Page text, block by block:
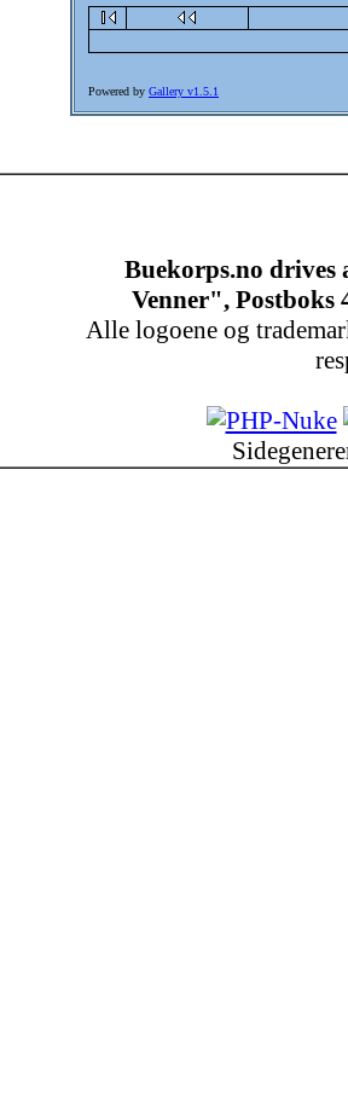
Powered by Gallery v1.5.1
Buekorps.no drives
Venner", Postboks
Alle logoene og